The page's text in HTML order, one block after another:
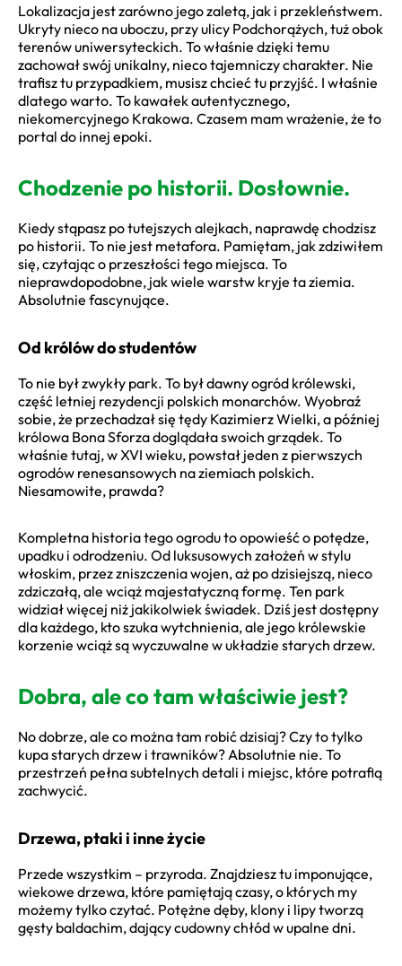
Lokalizacja jest zarówno jego zaletą, jak i przekleństwem.
Ukryty nieco na uboczu, przy ulicy Podchorążych, tuż obok
terenów uniwersyteckich. To właśnie dzięki temu
zachował swój unikalny, nieco tajemniczy charakter. Nie
trafisz tu przypadkiem, musisz chcieć tu przyjść. I właśnie
dlatego warto. To kawałek autentycznego,
niekomercyjnego Krakowa. Czasem mam wrażenie, że to
portal do innej epoki.
Chodzenie po historii. Dosłownie.
Kiedy stąpasz po tutejszych alejkach, naprawdę chodzisz
po historii. To nie jest metafora. Pamiętam, jak zdziwiłem
się, czytając o przeszłości tego miejsca. To
nieprawdopodobne, jak wiele warstw kryje ta ziemia.
Absolutnie fascynujące.
Od królów do studentów
To nie był zwykły park. To był dawny ogród królewski,
część letniej rezydencji polskich monarchów. Wyobraź
sobie, że przechadzał się tędy Kazimierz Wielki, a później
królowa Bona Sforza doglądała swoich grządek. To
właśnie tutaj, w XVI wieku, powstał jeden z pierwszych
ogrodów renesansowych na ziemiach polskich.
Niesamowite, prawda?
Kompletna historia tego ogrodu to opowieść o potędze,
upadku i odrodzeniu. Od luksusowych założeń w stylu
włoskim, przez zniszczenia wojen, aż po dzisiejszą, nieco
zdziczałą, ale wciąż majestatyczną formę. Ten park
widział więcej niż jakikolwiek świadek. Dziś jest dostępny
dla każdego, kto szuka wytchnienia, ale jego królewskie
korzenie wciąż są wyczuwalne w układzie starych drzew.
Dobra, ale co tam właściwie jest?
No dobrze, ale co można tam robić dzisiaj? Czy to tylko
kupa starych drzew i trawników? Absolutnie nie. To
przestrzeń pełna subtelnych detali i miejsc, które potrafią
zachwycić.
Drzewa, ptaki i inne życie
Przede wszystkim – przyroda. Znajdziesz tu imponujące,
wiekowe drzewa, które pamiętają czasy, o których my
możemy tylko czytać. Potężne dęby, klony i lipy tworzą
gęsty baldachim, dający cudowny chłód w upalne dni.